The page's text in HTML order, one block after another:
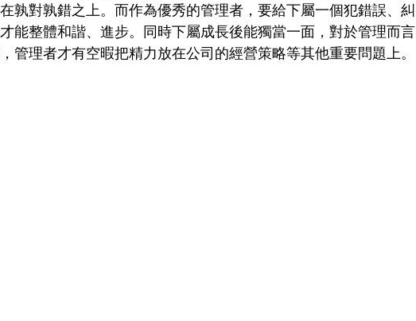
孰對孰錯之上。而作為優秀的管理者，要給下屬一個犯錯誤、糾
能整體和諧、進步。同時下屬成長後能獨當一面，對於管理而言
管理者才有空暇把精力放在公司的經營策略等其他重要問題上。